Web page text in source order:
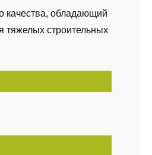
качества, обладающий
тяжелых строительных